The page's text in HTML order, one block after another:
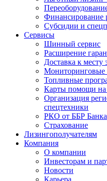
Финансирование
Субсидии и
Сервисы
Шинный сервис
Расширение
Доставка к месту
Мониторинговые
Топливные
Карты помощи на
Организация
спецтехники
РКО от ББР Банка
Страхование
Лизингополучателям
Компания
О компании
Инвесторам и
Новости
Карьера